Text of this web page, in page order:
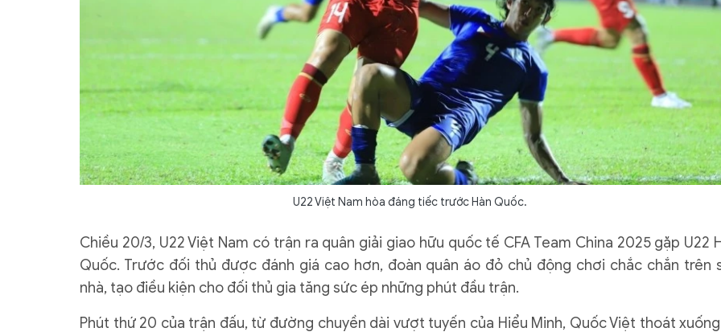
U22 Việt Nam hòa đáng tiếc trước Hàn Quốc.
Chiều 20/3, U22 Việt Nam có trận ra quân giải giao hữu quốc tế CFA Team China 2025 gặp U22
Quốc. Trước đối thủ được đánh giá cao hơn, đoàn quân áo đỏ chủ động chơi chắc chắn trên
nhà, tạo điều kiện cho đối thủ gia tăng sức ép những phút đầu trận.
Phút thứ 20 của trận đấu, từ đường chuyền dài vượt tuyến của Hiểu Minh, Quốc Việt thoát